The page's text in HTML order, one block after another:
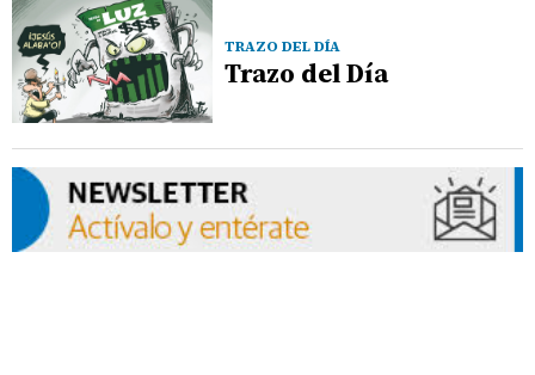
TRAZO DEL DÍA
Trazo del Día